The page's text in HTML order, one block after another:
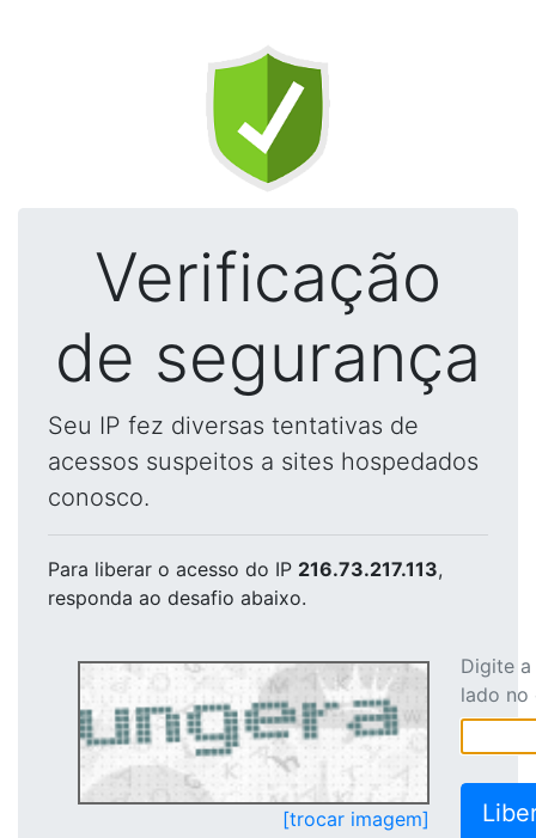
Verificação
de segurança
Seu IP fez diversas tentativas de
acessos suspeitos a sites hospedados
conosco.
Para liberar o acesso do IP 216.73.217.113,
responda ao desafio abaixo.
[trocar imagem]
Digite
lado no